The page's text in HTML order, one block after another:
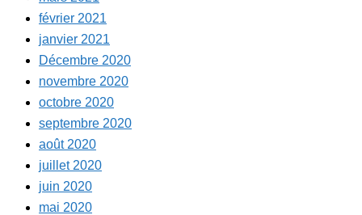
février 2021
janvier 2021
Décembre 2020
novembre 2020
octobre 2020
septembre 2020
août 2020
juillet 2020
juin 2020
mai 2020